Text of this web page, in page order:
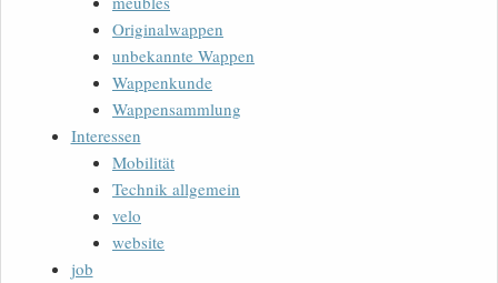
Originalwappen
unbekannte Wappen
Wappenkunde
Wappensammlung
Interessen
Mobilität
Technik allgemein
velo
website
job